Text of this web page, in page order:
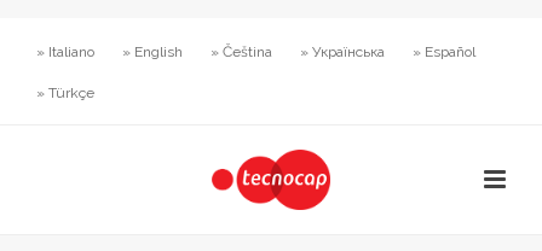
» Italiano » English » Čeština » Українська » Español
» Türkçe